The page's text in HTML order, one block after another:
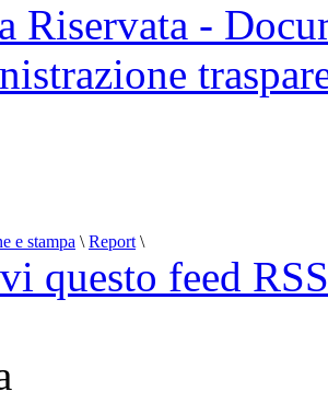
Riservata -
e stampa \ Report \
questo feed RSS